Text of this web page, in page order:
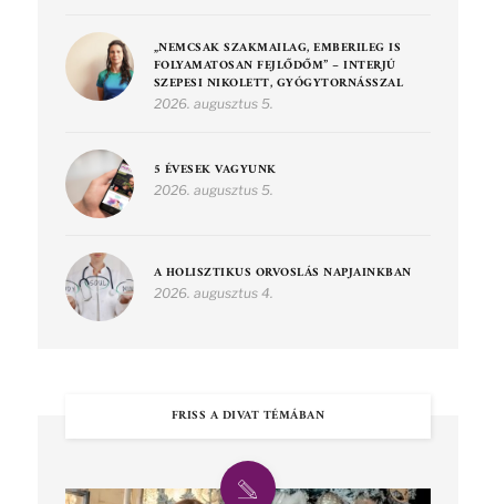
„NEMCSAK SZAKMAILAG, EMBERILEG IS
FOLYAMATOSAN FEJLŐDŐM” – INTERJÚ
SZEPESI NIKOLETT, GYÓGYTORNÁSSZAL
2026. augusztus 5.
5 ÉVESEK VAGYUNK
2026. augusztus 5.
A HOLISZTIKUS ORVOSLÁS NAPJAINKBAN
2026. augusztus 4.
FRISS A DIVAT TÉMÁBAN